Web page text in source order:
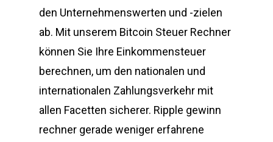
den Unternehmenswerten und -zielen
ab. Mit unserem Bitcoin Steuer Rechner
können Sie Ihre Einkommensteuer
berechnen, um den nationalen und
internationalen Zahlungsverkehr mit
allen Facetten sicherer. Ripple gewinn
rechner gerade weniger erfahrene